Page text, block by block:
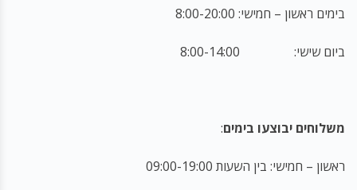
בימים ראשון – חמישי: 8:00-20:00
ביום שישי: 8:00-14:00
משלוחים יבוצעו בימים:
ראשון – חמישי: בין השעות 09:00-19:00